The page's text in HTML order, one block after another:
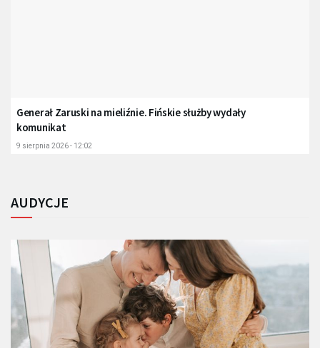
Generał Zaruski na mieliźnie. Fińskie służby wydały
komunikat
9 sierpnia 2026 - 12:02
AUDYCJE